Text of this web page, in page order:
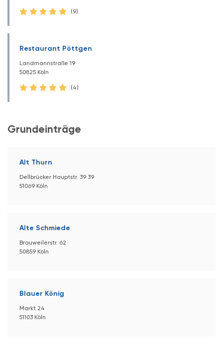
(9)
Restaurant Pöttgen
Landmannstraße 19
50825 Köln
(4)
Grundeinträge
Alt Thurn
Dellbrücker Hauptstr. 39 39
51069 Köln
Alte Schmiede
Brauweilerstr. 62
50859 Köln
Blauer König
Markt 24
51103 Köln